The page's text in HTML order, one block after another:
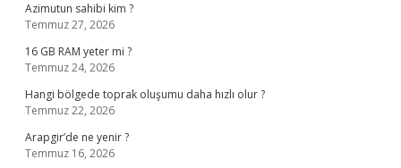
Azimutun sahibi kim ?
Temmuz 27, 2026
16 GB RAM yeter mi ?
Temmuz 24, 2026
Hangi bölgede toprak oluşumu daha hızlı olur ?
Temmuz 22, 2026
Arapgir’de ne yenir ?
Temmuz 16, 2026